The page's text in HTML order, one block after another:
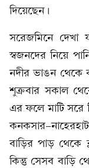
দিয়েছেন।
সরেজমিনে দেখা
স্বজনদের নিয়ে
নদীর ভাঙন থেকে
শুক্রবার সকাল
এর ফলে মাটি সরে
কনকসার-
বাড়ির পাড় থেকে
কিন্তু সেসব বাড়ি